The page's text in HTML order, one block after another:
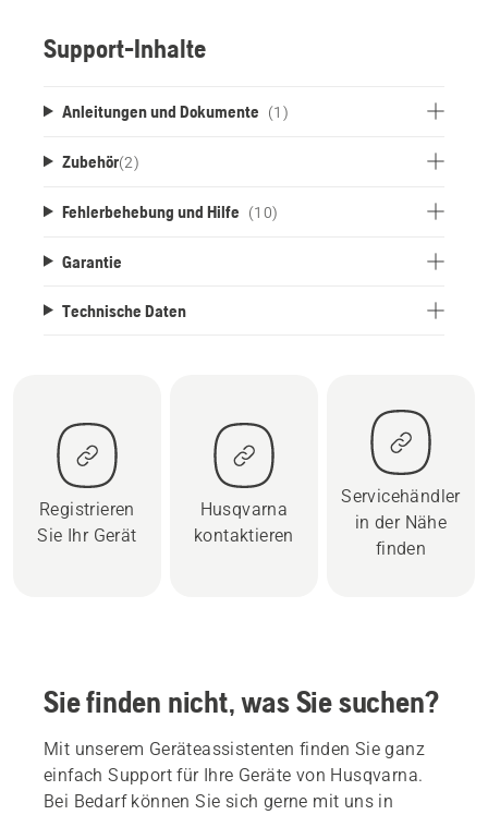
Support-Inhalte
Anleitungen und Dokumente (1)
Zubehör(2)
Fehlerbehebung und Hilfe (10)
Garantie
Technische Daten
Registrieren
Sie Ihr Gerät
Husqvarna
kontaktieren
Servicehändler
in der Nähe
finden
Sie finden nicht, was Sie suchen?
Mit unserem Geräteassistenten finden Sie ganz
einfach Support für Ihre Geräte von Husqvarna.
Bei Bedarf können Sie sich gerne mit uns in